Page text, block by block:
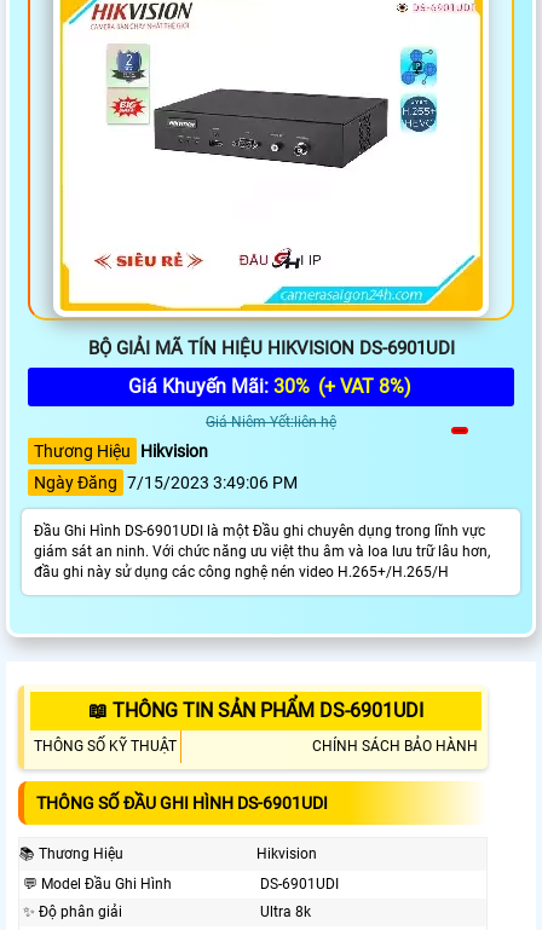
BỘ GIẢI MÃ TÍN HIỆU HIKVISION DS-6901UDI
Giá Khuyến Mãi: 30% (+ VAT 8%)
Giá Niêm Yết:liên hệ
Thương Hiệu
Hikvision
Ngày Đăng 7/15/2023 3:49:06 PM
Đầu Ghi Hình DS-6901UDI là một Đầu ghi chuyên dụng trong lĩnh vực
giám sát an ninh. Với chức năng ưu việt thu âm và loa lưu trữ lâu hơn,
đầu ghi này sử dụng các công nghệ nén video H.265+/H.265/H
📖 THÔNG TIN SẢN PHẨM DS-6901UDI
THÔNG SỐ KỸ THUẬT CHÍNH SÁCH BẢO HÀNH
THÔNG SỐ ĐẦU GHI HÌNH DS-6901UDI
📚 Thương Hiệu
Hikvision
️💬 Model Đầu Ghi Hình
DS-6901UDI
✨ Độ phân giải
Ultra 8k